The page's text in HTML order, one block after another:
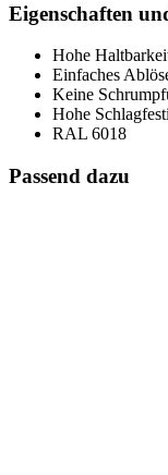
Eigenschaften
Hohe
Einfaches
Keine
Hohe
RAL 6018
Passend dazu